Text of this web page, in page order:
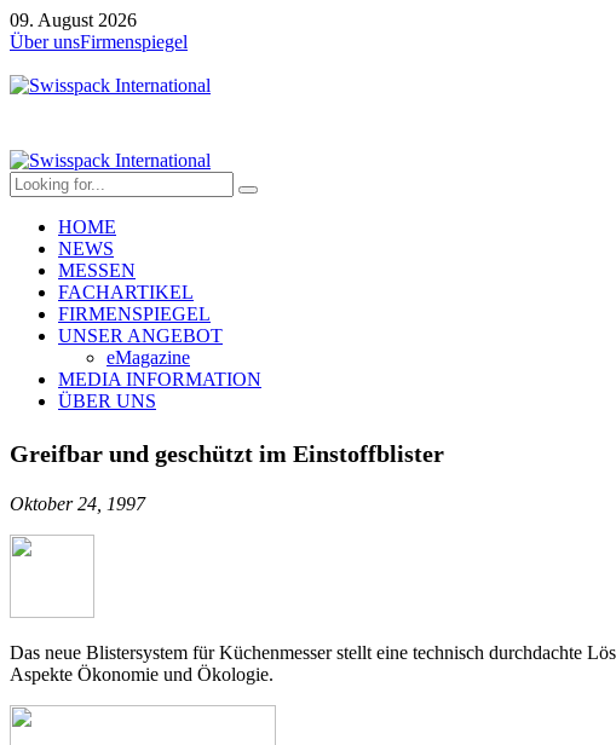
09. August 2026
Über unsFirmenspiegel
HOME
NEWS
MESSEN
FACHARTIKEL
FIRMENSPIEGEL
UNSER ANGEBOT
eMagazine
MEDIA INFORMATION
ÜBER UNS
Greifbar und geschützt im Einstoffblister
Oktober 24, 1997
Das neue Blistersystem für Küchenmesser stellt eine technisch durchdachte
Aspekte Ökonomie und Ökologie.